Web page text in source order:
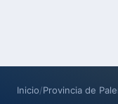
Inicio/Provincia de